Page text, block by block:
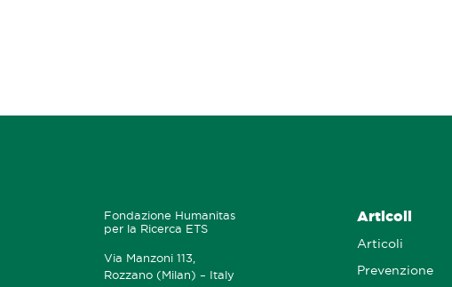
Fondazione Humanitas
per la Ricerca ETS
Via Manzoni 113,
Rozzano (Milan) – Italy
Articoli
Articoli
Prevenzione